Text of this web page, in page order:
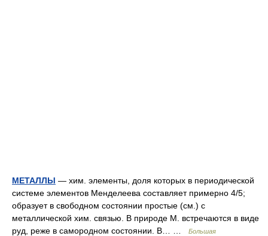
МЕТАЛЛЫ — хим. элементы, доля которых в периодической
системе элементов Менделеева составляет примерно 4/5;
образует в свободном состоянии простые (см.) с
металлической хим. связью. В природе М. встречаются в виде
руд, реже в самородном состоянии. В… …
Большая